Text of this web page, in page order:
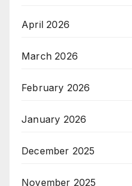
April 2026
March 2026
February 2026
January 2026
December 2025
November 2025